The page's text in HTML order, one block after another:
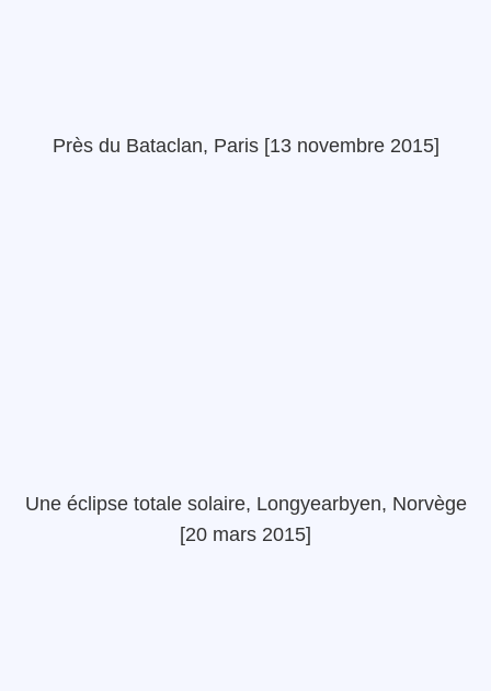
Près du Bataclan, Paris [13 novembre 2015]
Une éclipse totale solaire, Longyearbyen, Norvège
[20 mars 2015]